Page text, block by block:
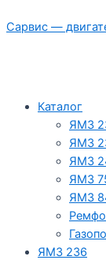
к
Сарвис —
Каталог
ЯМЗ
ЯМЗ
ЯМЗ
ЯМЗ
ЯМЗ
ЯМЗ 236